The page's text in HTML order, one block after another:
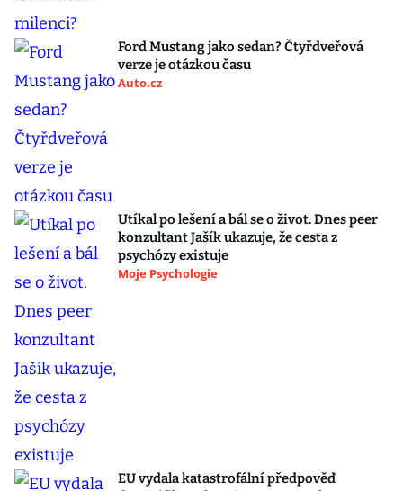
Ford Mustang jako sedan? Čtyřdveřová
verze je otázkou času
Auto.cz
Utíkal po lešení a bál se o život. Dnes peer
konzultant Jašík ukazuje, že cesta z
psychózy existuje
Moje Psychologie
EU vydala katastrofální předpověď